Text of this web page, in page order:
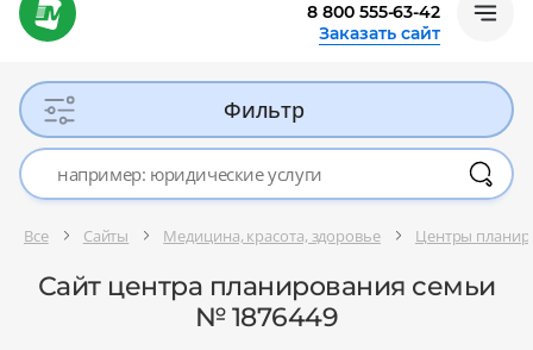
8 800 555-63-42
Заказать сайт
Фильтр
Все Сайты Медицина, красота, здоровье Центры
Сайт центра планирования семьи
№ 1876449